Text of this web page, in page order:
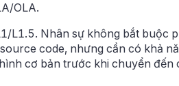
OLA.
L1.5. Nhân sự không bắt buộc
code, nhưng cần có khả
cơ bản trước khi chuyển đến